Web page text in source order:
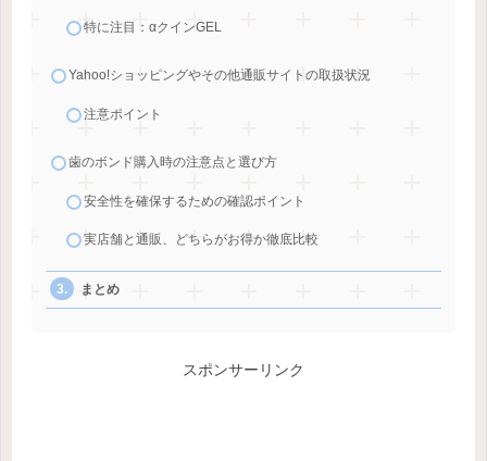
特に注目：αクインGEL
Yahoo!ショッピングやその他通販サイトの取扱状況
注意ポイント
歯のボンド購入時の注意点と選び方
安全性を確保するための確認ポイント
実店舗と通販、どちらがお得か徹底比較
まとめ
スポンサーリンク